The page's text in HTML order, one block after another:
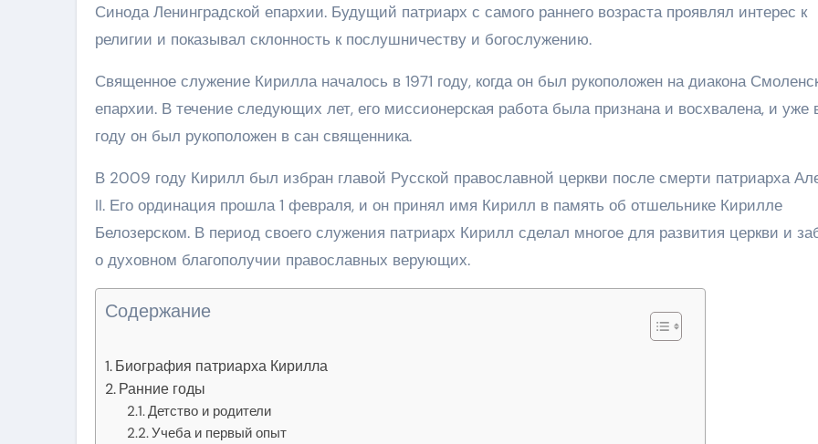
Синода Ленинградской епархии. Будущий патриарх с самого раннего возраста проявлял интерес к
религии и показывал склонность к послушничеству и богослужению.
Священное служение Кирилла началось в 1971 году, когда он был рукоположен на диакона
епархии. В течение следующих лет, его миссионерская работа была признана и восхвалена, и уже
году он был рукоположен в сан священника.
В 2009 году Кирилл был избран главой Русской православной церкви после смерти патриарха
II. Его ординация прошла 1 февраля, и он принял имя Кирилл в память об отшельнике Кирилле
Белозерском. В период своего служения патриарх Кирилл сделал многое для развития церкви и
о духовном благополучии православных верующих.
Содержание
Биография патриарха Кирилла
Ранние годы
Детство и родители
Учеба и первый опыт